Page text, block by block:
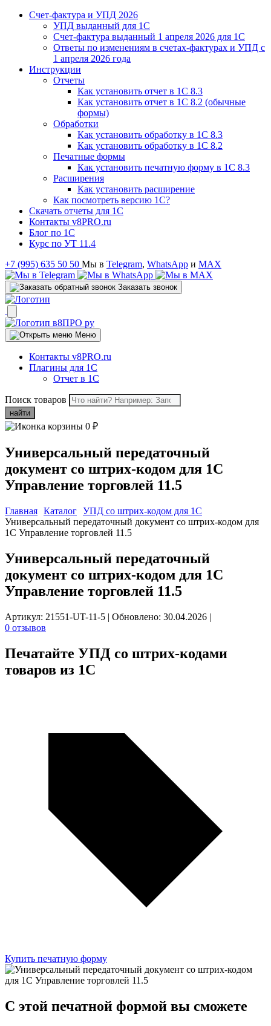
Счет-фактура и УПД 2026
УПД выданный для 1C
Счет-фактура выданный 1 апреля 2026 для 1C
Ответы по изменениям в счетах-фактурах и УПД с
1 апреля 2026 года
Инструкции
Отчеты
Как установить отчет в 1С 8.3
Как установить отчет в 1С 8.2 (обычные
формы)
Обработки
Как установить обработку в 1С 8.3
Как установить обработку в 1С 8.2
Печатные формы
Как установить печатную форму в 1С 8.3
Расширения
Как установить расширение
Как посмотреть версию 1С?
Скачать отчеты для 1С
Контакты v8PRO.ru
Блог по 1С
Курс по УТ 11.4
+7 (995) 635 50 50 Мы в Telegram, WhatsApp и MAX
Заказать звонок
Меню
Контакты v8PRO.ru
Плагины для 1С
Отчет в 1С
Поиск товаров
найти
0 ₽
Универсальный передаточный
документ со штрих-кодом для 1С
Управление торговлей 11.5
Главная Каталог УПД со штрих-кодом для 1C
Универсальный передаточный документ со штрих-кодом для
1С Управление торговлей 11.5
Универсальный передаточный
документ со штрих-кодом для 1С
Управление торговлей 11.5
Артикул: 21551-UT-11-5 | Обновлено: 30.04.2026 |
0 отзывов
Печатайте УПД со штрих-кодами
товаров из 1С
Купить печатную форму
C этой печатной формой вы сможете